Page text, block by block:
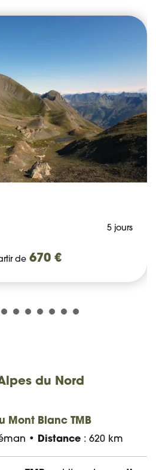
5 jours
de 670 €
du Nord
Mont Blanc TMB
• Distance: 620 km